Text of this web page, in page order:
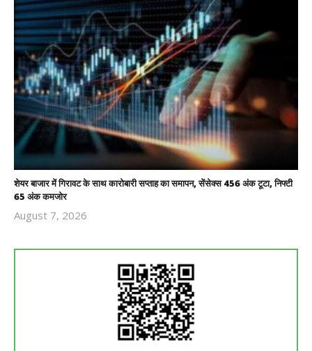
शेयर बाजार में गिरावट के साथ कारोबारी सप्ताह का समापन, सेंसेक्स 456 अंक टूटा, निफ्टी
65 अंक कमजोर
August 7, 2026